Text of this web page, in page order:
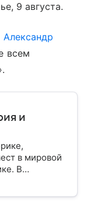
9 августа.
Александр
всем
и
в мировой
В
стране.